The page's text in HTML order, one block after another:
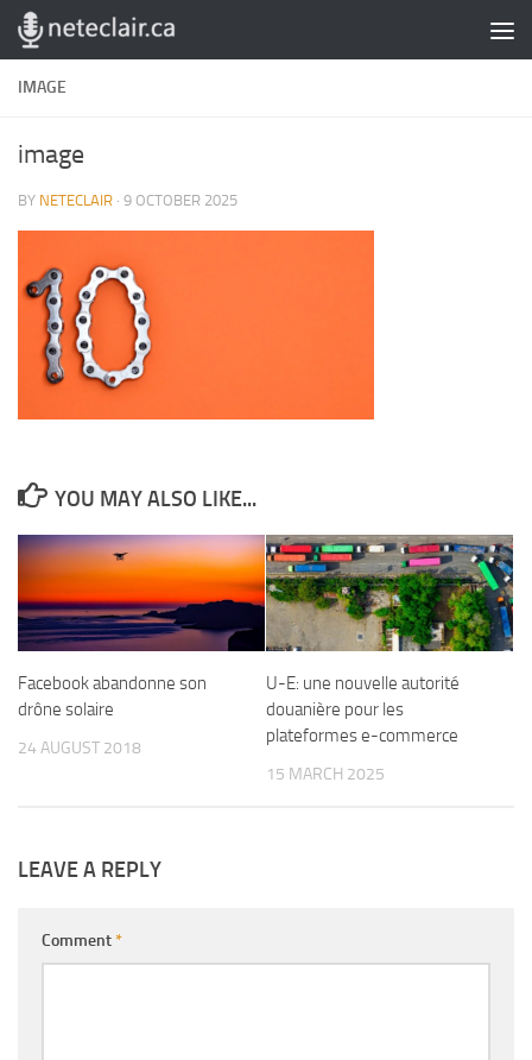
Skip to content
IMAGE
image
BY NETECLAIR · 9 OCTOBER 2025
YOU MAY ALSO LIKE...
Facebook abandonne son
drône solaire
24 AUGUST 2018
U-E: une nouvelle autorité
douanière pour les
plateformes e-commerce
15 MARCH 2025
LEAVE A REPLY
Comment*